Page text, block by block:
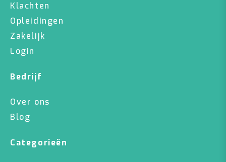
Klachten
Opleidingen
Zakelijk
Login
Bedrijf
Over ons
Blog
Categorieën